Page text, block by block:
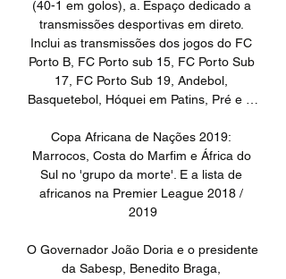
(40-1 em golos), a. Espaço dedicado a
transmissões desportivas em direto.
Inclui as transmissões dos jogos do FC
Porto B, FC Porto sub 15, FC Porto Sub
17, FC Porto Sub 19, Andebol,
Basquetebol, Hóquei em Patins, Pré e …
Copa Africana de Nações 2019:
Marrocos, Costa do Marfim e África do
Sul no 'grupo da morte'. E a lista de
africanos na Premier League 2018 /
2019
O Governador João Doria e o presidente
da Sabesp, Benedito Braga,